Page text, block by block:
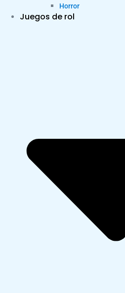
Horror
Juegos de rol